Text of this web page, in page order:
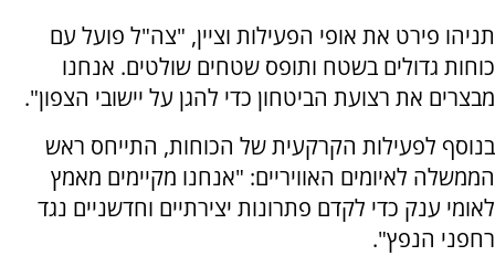
תניהו פירט את אופי הפעילות וציין, "צה"ל פועל עם
כוחות גדולים בשטח ותופס שטחים שולטים. אנחנו
מבצרים את רצועת הביטחון כדי להגן על יישובי הצפון".
בנוסף לפעילות הקרקעית של הכוחות, התייחס ראש
הממשלה לאיומים האוויריים: "אנחנו מקיימים מאמץ
לאומי ענק כדי לקדם פתרונות יצירתיים וחדשניים נגד
רחפני הנפץ".